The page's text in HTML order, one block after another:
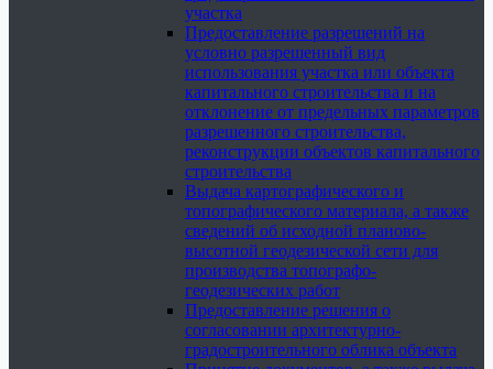
участка
Предоставление разрешений на
условно разрешенный вид
использования участка или объекта
капитального строительства и на
отклонение от предельных параметров
разрешенного строительства,
реконструкции объектов капитального
строительства
Выдача картографического и
топографического материала, а также
сведений об исходной планово-
высотной геодезической сети для
производства топографо-
геодезических работ
Предоставление решения о
согласовании архитектурно-
градостроительного облика объекта